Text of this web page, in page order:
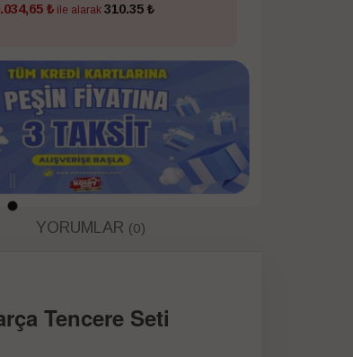
₺ ile alarak310.35 ₺
YORUMLAR (0)
Tencere Seti